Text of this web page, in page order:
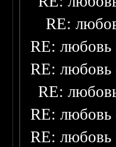
RE:
RE: любовь
RE: любовь
RE:
RE: любовь
RE: любовь